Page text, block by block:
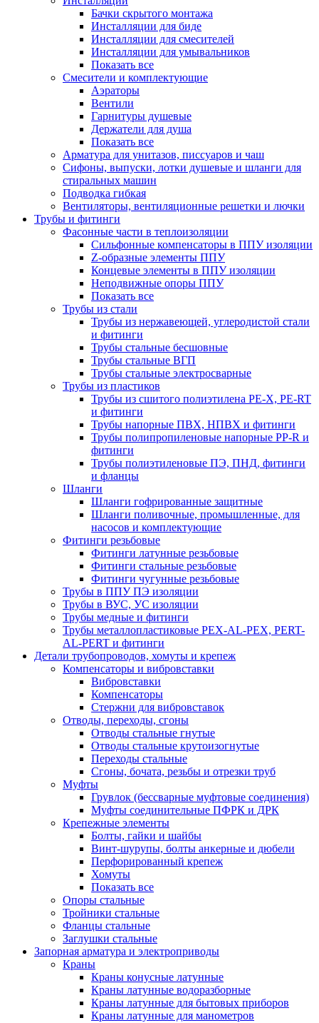
Бачки скрытого монтажа
Инсталляции для биде
Инсталляции для смесителей
Инсталляции для умывальников
Показать все
Смесители и комплектующие
Аэраторы
Вентили
Гарнитуры душевые
Держатели для душа
Показать все
Арматура для унитазов, писсуаров и чаш
Сифоны, выпуски, лотки душевые и шланги для
стиральных машин
Подводка гибкая
Вентиляторы, вентиляционные решетки и лючки
Трубы и фитинги
Фасонные части в теплоизоляции
Cильфонные компенсаторы в ППУ изоляции
Z-образные элементы ППУ
Концевые элементы в ППУ изоляции
Неподвижные опоры ППУ
Показать все
Трубы из стали
Трубы из нержавеющей, углеродистой стали
и фитинги
Трубы стальные бесшовные
Трубы стальные ВГП
Трубы стальные электросварные
Трубы из пластиков
Трубы из сшитого полиэтилена PE-X, PE-RT
и фитинги
Трубы напорные ПВХ, НПВХ и фитинги
Трубы полипропиленовые напорные PP-R и
фитинги
Трубы полиэтиленовые ПЭ, ПНД, фитинги
и фланцы
Шланги
Шланги гофрированные защитные
Шланги поливочные, промышленные, для
насосов и комплектующие
Фитинги резьбовые
Фитинги латунные резьбовые
Фитинги стальные резьбовые
Фитинги чугунные резьбовые
Трубы в ППУ ПЭ изоляции
Трубы в ВУС, УС изоляции
Трубы медные и фитинги
Трубы металлопластиковые PEX-AL-PEX, PERT-
AL-PERT и фитинги
Детали трубопроводов, хомуты и крепеж
Компенсаторы и вибровставки
Вибровставки
Компенсаторы
Стержни для вибровставок
Отводы, переходы, сгоны
Отводы стальные гнутые
Отводы стальные крутоизогнутые
Переходы стальные
Сгоны, бочата, резьбы и отрезки труб
Муфты
Грувлок (бессварные муфтовые соединения)
Муфты соединительные ПФРК и ДРК
Крепежные элементы
Болты, гайки и шайбы
Винт-шурупы, болты анкерные и дюбели
Перфорированный крепеж
Хомуты
Показать все
Опоры стальные
Тройники стальные
Фланцы стальные
Заглушки стальные
Запорная арматура и электроприводы
Краны
Краны конусные латунные
Краны латунные водоразборные
Краны латунные для бытовых приборов
Краны латунные для манометров